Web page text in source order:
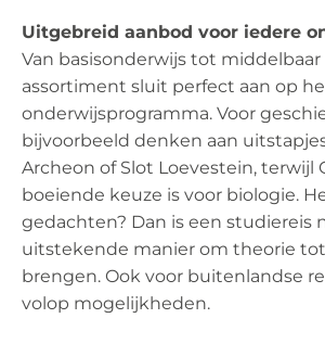
Uitgebreid aanbod voor iedere
Van basisonderwijs tot middelbaar
assortiment sluit perfect aan op
onderwijsprogramma. Voor
bijvoorbeeld denken aan
Archeon of Slot Loevestein, terwijl
boeiende keuze is voor biologie.
gedachten? Dan is een studiereis
uitstekende manier om theorie
brengen. Ook voor buitenlandse
volop mogelijkheden.